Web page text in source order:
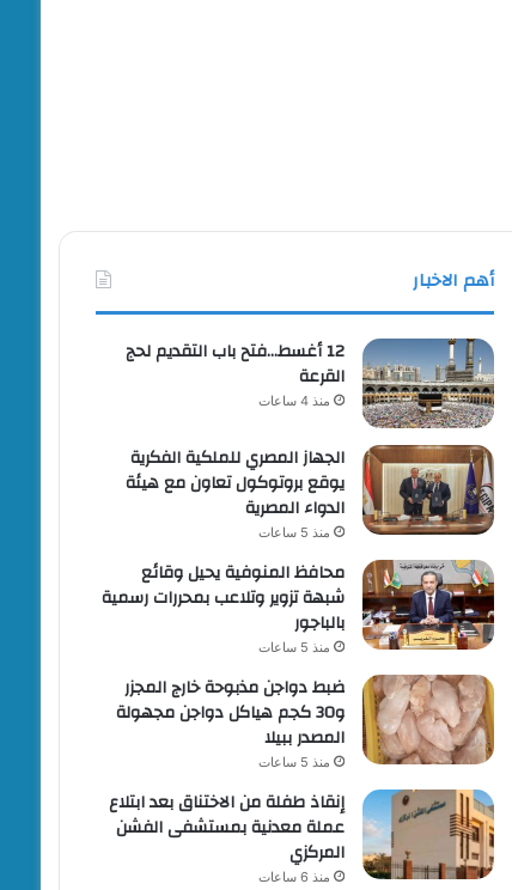
أهم الاخبار
12 أغسط…فتح باب التقديم لحج
القرعة
منذ 4 ساعات
الجهاز المصري للملكية الفكرية
يوقع بروتوكول تعاون مع هيئة
الدواء المصرية
منذ 5 ساعات
محافظ المنوفية يحيل وقائع
شبهة تزوير وتلاعب بمحررات رسمية
بالباجور
منذ 5 ساعات
ضبط دواجن مذبوحة خارج المجزر
و30 كجم هياكل دواجن مجهولة
المصدر ببيلا
منذ 5 ساعات
إنقاذ طفلة من الاختناق بعد ابتلاع
عملة معدنية بمستشفى الفشن
المركزي
منذ 6 ساعات